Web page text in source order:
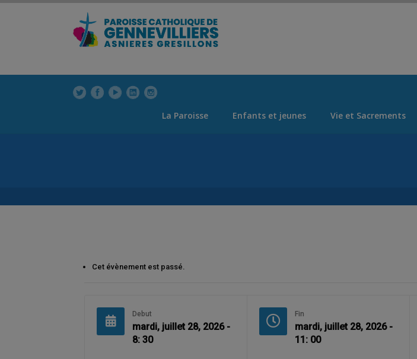
La Paroisse Enfants et jeunes Vie et Sacrements
Cet évènement est passé.
Debut
mardi, juillet 28, 2026 -
8: 30
Fin
mardi, juillet 28, 2026 -
11: 00